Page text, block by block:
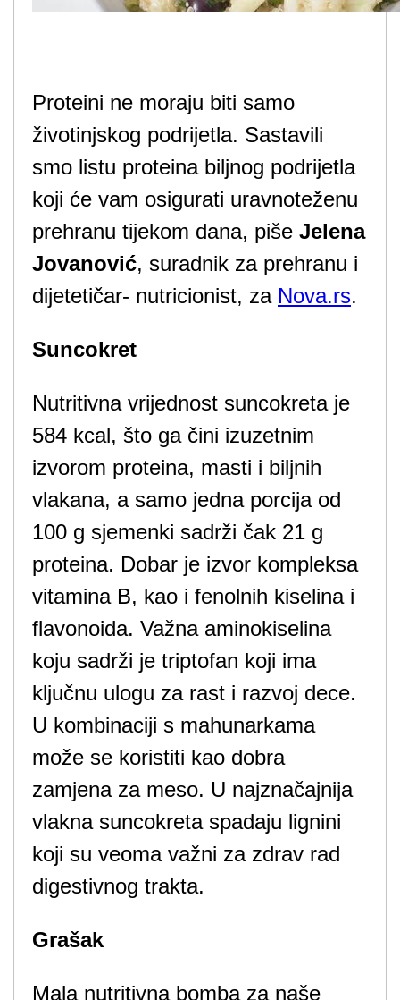
Proteini ne moraju biti samo
životinjskog podrijetla. Sastavili
smo listu proteina biljnog podrijetla
koji će vam osigurati uravnoteženu
prehranu tijekom dana, piše Jelena
Jovanović, suradnik za prehranu i
dijetetičar- nutricionist, za Nova.rs.
Suncokret
Nutritivna vrijednost suncokreta je
584 kcal, što ga čini izuzetnim
izvorom proteina, masti i biljnih
vlakana, a samo jedna porcija od
100 g sjemenki sadrži čak 21 g
proteina. Dobar je izvor kompleksa
vitamina B, kao i fenolnih kiselina i
flavonoida. Važna aminokiselina
koju sadrži je triptofan koji ima
ključnu ulogu za rast i razvoj dece.
U kombinaciji s mahunarkama
može se koristiti kao dobra
zamjena za meso. U najznačajnija
vlakna suncokreta spadaju lignini
koji su veoma važni za zdrav rad
digestivnog trakta.
Grašak
Mala nutritivna bomba za naše